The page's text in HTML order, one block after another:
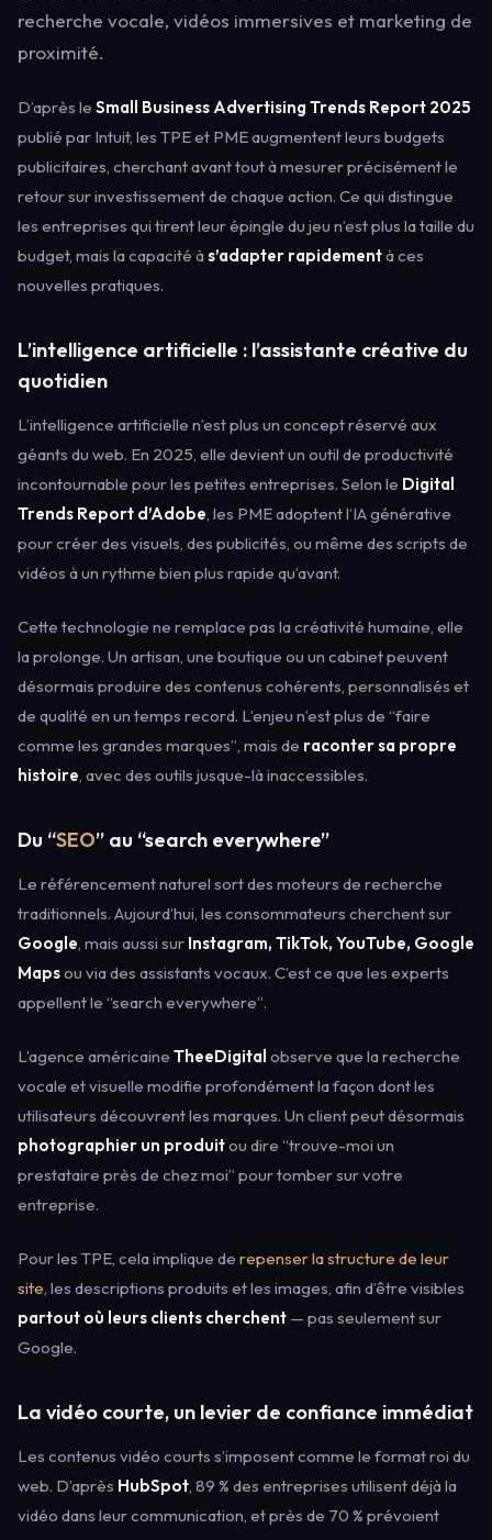
recherche vocale, vidéos immersives et marketing de
proximité.
D’après le Small Business Advertising Trends Report 2025
publié par Intuit, les TPE et PME augmentent leurs budgets
publicitaires, cherchant avant tout à mesurer précisément le
retour sur investissement de chaque action. Ce qui distingue
les entreprises qui tirent leur épingle du jeu n’est plus la taille du
budget, mais la capacité às’adapter rapidementà ces
nouvelles pratiques.
L’intelligence artificielle : l’assistante créative du
quotidien
L’intelligence artificielle n’est plus un concept réservé aux
géants du web. En 2025, elle devient un outil de productivité
incontournable pour les petites entreprises. Selon le Digital
Trends Report d’Adobe, les PME adoptent l’IA générative
pour créer des visuels, des publicités, ou même des scripts de
vidéos à un rythme bien plus rapide qu’avant.
Cette technologie ne remplace pas la créativité humaine, elle
la prolonge. Un artisan, une boutique ou un cabinet peuvent
désormais produire des contenus cohérents, personnalisés et
de qualité en un temps record. L’enjeu n’est plus de “faire
comme les grandes marques”, mais de raconter sa propre
histoire, avec des outils jusque-là inaccessibles.
Du “SEO” au “search everywhere”
Le référencement naturel sort des moteurs de recherche
traditionnels. Aujourd’hui, les consommateurs cherchent sur
Google, mais aussi sur Instagram, TikTok, YouTube, Google
Mapsou via des assistants vocaux. C’est ce que les experts
appellent le “search everywhere”.
L’agence américaine TheeDigital observe que la recherche
vocale et visuelle modifie profondément la façon dont les
utilisateurs découvrent les marques. Un client peut désormais
photographier un produitou dire “trouve-moi un
prestataire près de chez moi” pour tomber sur votre
entreprise.
Pour les TPE, cela implique de repenser la structure de leur
site, les descriptions produits et les images, afin d’être visibles
partout où leurs clients cherchent — pas seulement sur
Google.
La vidéo courte, un levier de confiance immédiat
Les contenus vidéo courts s’imposent comme le format roi du
web. D’après HubSpot, 89 % des entreprises utilisent déjà la
vidéo dans leur communication, et près de 70 % prévoient